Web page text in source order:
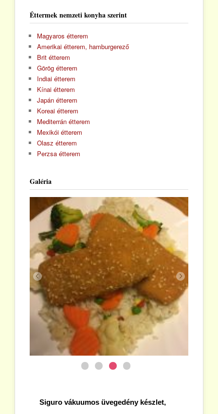
Éttermek nemzeti konyha szerint
Magyaros étterem
Amerikai étterem, hamburgerező
Brit étterem
Görög étterem
Indiai étterem
Kínai étterem
Japán étterem
Koreai étterem
Mediterrán étterem
Mexikói étterem
Olasz étterem
Perzsa étterem
Galéria